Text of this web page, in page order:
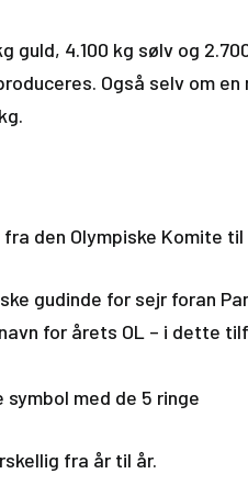
guld, 4.100 kg sølv og
Også selv om
den Olympiske Komite
gudinde for sejr foran
for årets OL – i dette
symbol med de 5 ringe
fra år til år.